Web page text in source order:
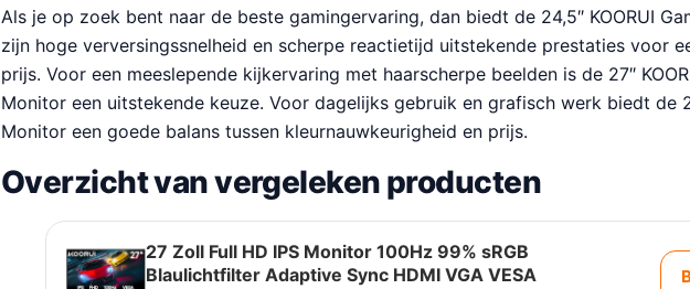
Als je op zoek bent naar de beste gamingervaring, dan biedt de 24,5″ KOORUI
zijn hoge verversingssnelheid en scherpe reactietijd uitstekende prestaties voor
prijs. Voor een meeslepende kijkervaring met haarscherpe beelden is de 27″
Monitor een uitstekende keuze. Voor dagelijks gebruik en grafisch werk biedt de
Monitor een goede balans tussen kleurnauwkeurigheid en prijs.
Overzicht van vergeleken producten
27 Zoll Full HD IPS Monitor 100Hz 99% sRGB
Blaulichtfilter Adaptive Sync HDMI VGA VESA